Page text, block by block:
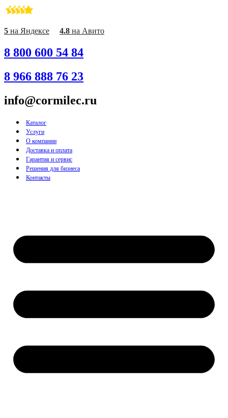
Перейти
к
содержимому
5 на Яндексе 4.8 на Авито
8 800 600 54 84
8 966 888 76 23
info@cormilec.ru
Каталог
Услуги
О компании
Доставка и оплата
Гарантия и сервис
Решения для бизнеса
Контакты